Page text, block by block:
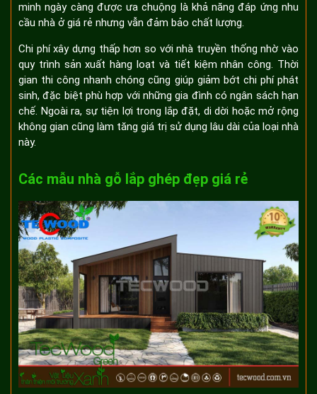
minh ngày càng được ưa chuộng là khả năng đáp ứng nhu
cầu nhà ở giá rẻ nhưng vẫn đảm bảo chất lượng.
Chi phí xây dựng thấp hơn so với nhà truyền thống nhờ vào
quy trình sản xuất hàng loạt và tiết kiệm nhân công. Thời
gian thi công nhanh chóng cũng giúp giảm bớt chi phí phát
sinh, đặc biệt phù hợp với những gia đình có ngân sách hạn
chế. Ngoài ra, sự tiện lợi trong lắp đặt, di dời hoặc mở rộng
không gian cũng làm tăng giá trị sử dụng lâu dài của loại nhà
này.
Các mẫu nhà gỗ lắp ghép đẹp giá rẻ